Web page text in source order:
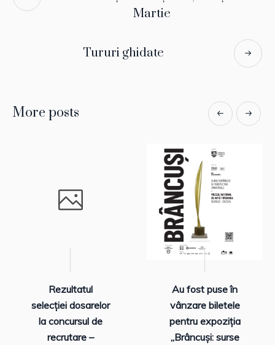
Martie
Tururi ghidate
More posts
Rezultatul
selecției dosarelor
la concursul de
recrutare –
Au fost puse în
vânzare biletele
pentru expoziția
„Brâncuși: surse